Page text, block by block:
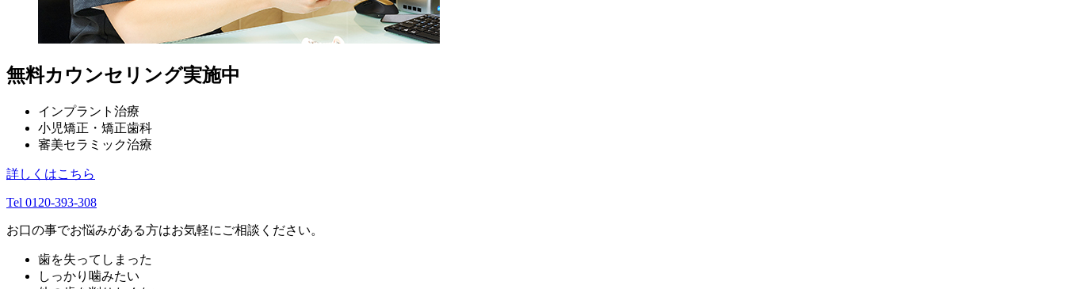
無料カウンセリング実施中
インプラント治療
小児矯正・矯正歯科
審美セラミック治療
詳しくはこちら
Tel 0120-393-308
お口の事でお悩みがある方はお気軽にご相談ください。
歯を失ってしまった
しっかり噛みたい